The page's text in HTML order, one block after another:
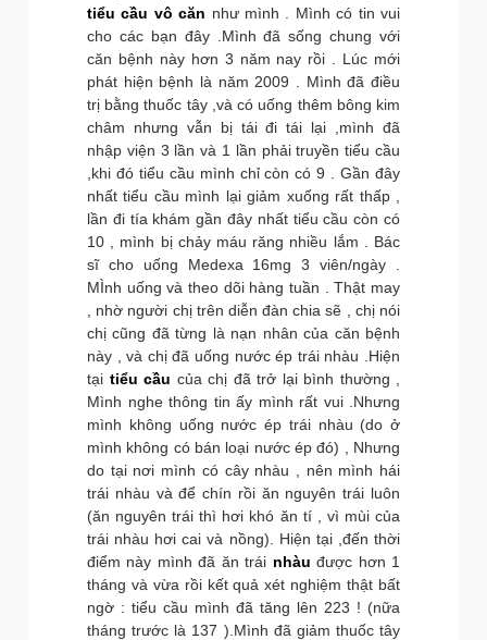
tiểu cầu vô căn như mình . Mình có tin vui
cho các bạn đây .Mình đã sống chung với
căn bệnh này hơn 3 năm nay rồi . Lúc mới
phát hiện bệnh là năm 2009 . Mình đã điều
trị bằng thuốc tây ,và có uống thêm bông kim
châm nhưng vẫn bị tái đi tái lại ,mình đã
nhập viện 3 lần và 1 lần phải truyền tiểu cầu
,khi đó tiểu cầu mình chỉ còn có 9 . Gần đây
nhất tiểu cầu mình lại giảm xuống rất thấp ,
lần đi tía khám gần đây nhất tiểu cầu còn có
10 , mình bị chảy máu răng nhiều lắm . Bác
sĩ cho uống Medexa 16mg 3 viên/ngày .
MÌnh uống và theo dõi hàng tuần . Thật may
, nhờ người chị trên diễn đàn chia sẽ , chị nói
chị cũng đã từng là nạn nhân của căn bệnh
này , và chị đã uống nước ép trái nhàu .Hiện
tại tiểu cầu của chị đã trở lại bình thường ,
Mình nghe thông tin ấy mình rất vui .Nhưng
mình không uống nước ép trái nhàu (do ở
mình không có bán loại nước ép đó) , Nhưng
do tại nơi mình có cây nhàu , nên mình hái
trái nhàu và để chín rồi ăn nguyên trái luôn
(ăn nguyên trái thì hơi khó ăn tí , vì mùi của
trái nhàu hơi cai và nồng). Hiện tại ,đến thời
điểm này mình đã ăn trái nhàu được hơn 1
tháng và vừa rồi kết quả xét nghiệm thật bất
ngờ : tiểu cầu mình đã tăng lên 223 ! (nữa
tháng trước là 137 ).Mình đã giảm thuốc tây